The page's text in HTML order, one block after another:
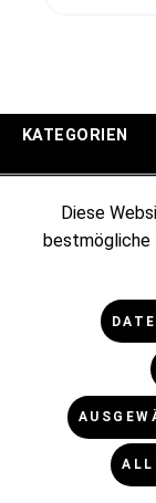
KATEGORIEN
RECHTLICHES
* Alle
Versandkosten
Diese
bestmögliche